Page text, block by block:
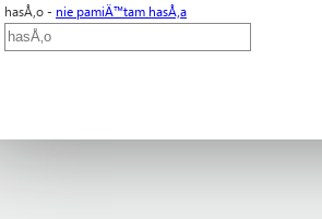
hasÅ‚o - nie pamiÄ™tam hasÅ‚a